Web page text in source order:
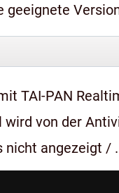
TAI-PAN
wird von der
nicht angezeigt /